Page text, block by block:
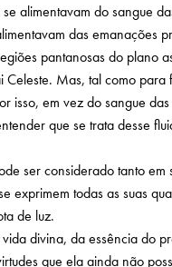
do sangue
das emanações
pantanosas do plano
Mas, tal como
em vez do sangue
que se trata desse
ser considerado tanto
todas as suas
de luz.
divina, da essência do
que ela ainda não